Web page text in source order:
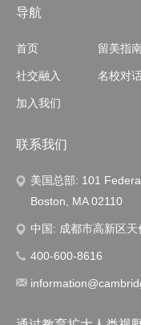
导航
首页 留美指
社交融入 名校对
加入我们
联系我们
美国总部: 101
Boston, MA 02110
中国: 成都市高新区
400-600-8616